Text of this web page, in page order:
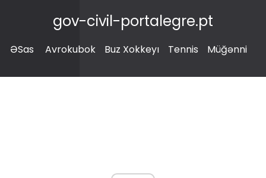
gov-civil-portalegre.pt
ƏSas Avrokubok Buz Xokkeyı Tennis Müğənni